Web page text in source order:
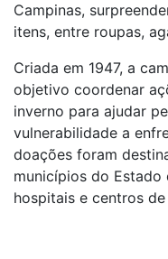
Campinas,
itens, entre roupas,
Criada em 1947, a
objetivo coordenar
inverno para ajudar
vulnerabilidade a
doações foram
municípios do Estado
hospitais e centros